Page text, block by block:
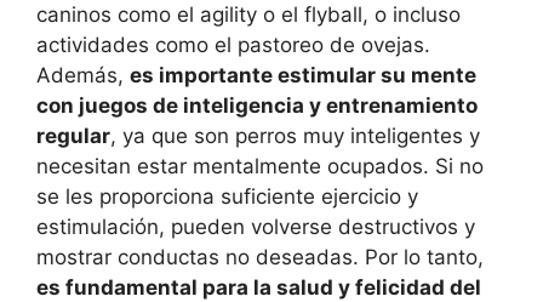
caninos como el agility o el flyball, o incluso
actividades como el pastoreo de ovejas.
Además, es importante estimular su mente
con juegos de inteligencia y entrenamiento
regular, ya que son perros muy inteligentes y
necesitan estar mentalmente ocupados. Si no
se les proporciona suficiente ejercicio y
estimulación, pueden volverse destructivos y
mostrar conductas no deseadas. Por lo tanto,
es fundamental para la salud y felicidad del